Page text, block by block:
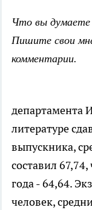
Что вы
Пишите свои
комментарии.
департамента
литературе
выпускника,
составил
года - 64,64.
человек,